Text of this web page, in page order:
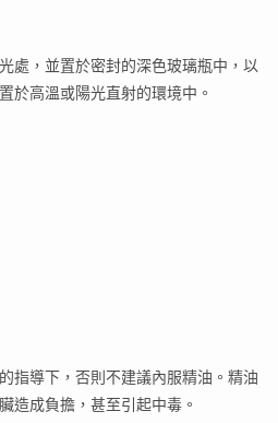
處，並置於密封的深色玻璃瓶中，以
於高溫或陽光直射的環境中。
指導下，否則不建議內服精油。精油
造成負擔，甚至引起中毒。